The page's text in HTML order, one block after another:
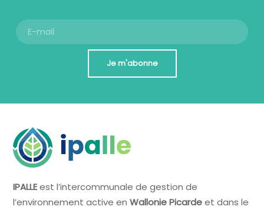
Je m'abonne
IPALLEest l’intercommunale de gestion de
l’environnement active enWallonie Picardeet dans le